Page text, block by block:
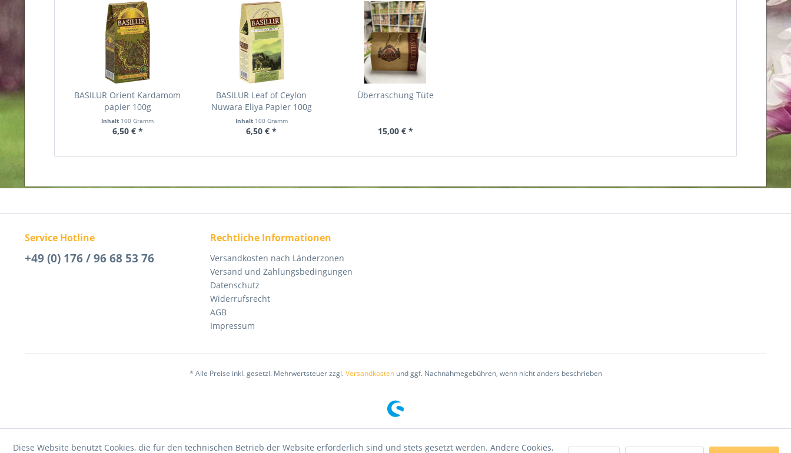
BASILUR Orient Kardamom
papier 100g
Inhalt 100 Gramm
6,50 € *
BASILUR Leaf of Ceylon
Nuwara Eliya Papier 100g
Inhalt 100 Gramm
6,50 € *
Überraschung Tüte
15,00 € *
Service Hotline
+49 (0) 176 / 96 68 53 76
Rechtliche Informationen
Versandkosten nach Länderzonen
Versand und Zahlungsbedingungen
Datenschutz
Widerrufsrecht
AGB
Impressum
* Alle Preise inkl. gesetzl. Mehrwertsteuer zzgl.Versandkostenund ggf. Nachnahmegebühren, wenn nicht anders beschrieben
Diese Website benutzt Cookies, die für den technischen Betrieb der Website erforderlich sind und stets gesetzt werden. Andere Cookies,